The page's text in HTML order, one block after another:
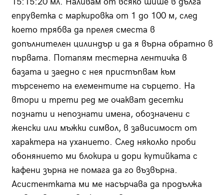
епруветка с маркировка от 1 до 100 м, след
което трябва да прелея сместа в
допълнителен цилиндър и да я върна обратно в
първата. Потапям тестерна лентичка в
базата и заедно с нея пристъпвам към
търсенето на елементите на сърцето. На
втори и трети ред ме очакват десетки
познати и непознати имена, обозначени с
женски или мъжки символ, в зависимост от
характера на уханието. След няколко проби
обонянието ми блокира и дори кутийката с
кафени зърна не помага да го възвърна.
Асистентката ми ме насърчава да продължа